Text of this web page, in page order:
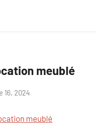
meublé
16, 2024
meublé